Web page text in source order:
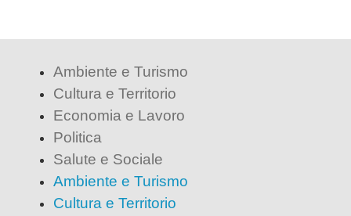
Ambiente e Turismo
Cultura e Territorio
Economia e Lavoro
Politica
Salute e Sociale
Ambiente e Turismo
Cultura e Territorio